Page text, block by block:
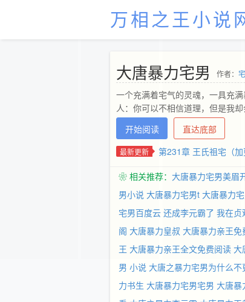
万相之王小说
大唐暴力宅男 作者：
一个充满着宅气的灵魂，一具充
人：你可以不相信道理，但是我
开始阅读
直达底部
最新更新 第231章 王氏祖宅（加
❀ 相关推荐： 大唐暴力宅男美眉
男小说 大唐暴力宅男t 大唐暴力
宅男百度云 还成李元霸了 我在贞
阁 大唐暴力皇叔 大唐暴力亲王免
王 大唐暴力亲王全文免费阅读 大
男 小说 大唐之暴力宅男为什么不
力书生 大唐暴力宅男宅男 大唐暴